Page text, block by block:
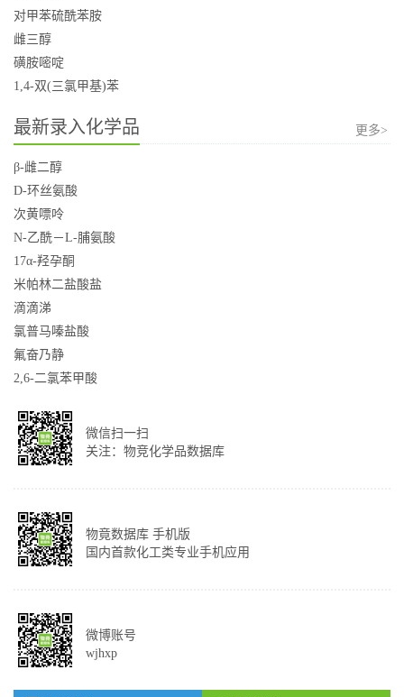
对甲苯硫酰苯胺
雌三醇
磺胺嘧啶
1,4-双(三氯甲基)苯
最新录入化学品 更多>
β-雌二醇
D-环丝氨酸
次黄嘌呤
N-乙酰－L-脯氨酸
17α-羟孕酮
米帕林二盐酸盐
滴滴涕
氯普马嗪盐酸
氟奋乃静
2,6-二氯苯甲酸
微信扫一扫
关注：物竞化学品数据库
物竟数据库 手机版
国内首款化工类专业手机应用
微博账号
wjhxp